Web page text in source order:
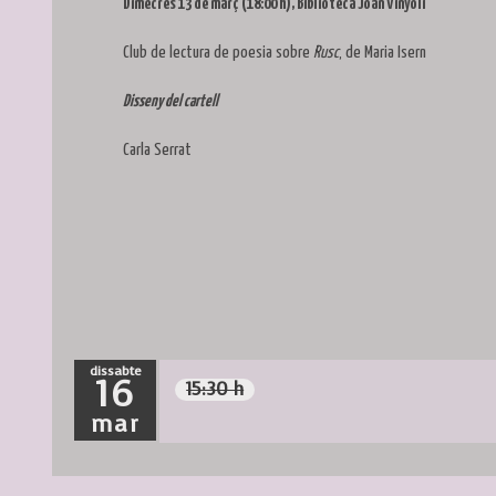
Dimecres 13 de març (18:00 h), Biblioteca Joan Vinyoli
Club de lectura de poesia sobre Rusc, de Maria Isern
Disseny del cartell
Carla Serrat
dissabte
16
mar
15:30 h